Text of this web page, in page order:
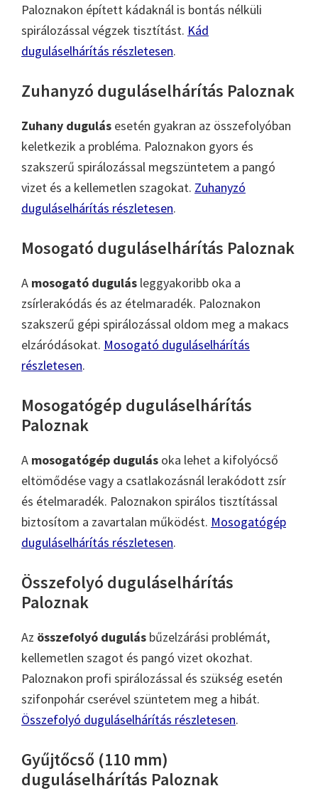
Paloznakon épített kádaknál is bontás nélküli
spirálozással végzek tisztítást. Kád
duguláselhárítás részletesen.
Zuhanyzó duguláselhárítás Paloznak
Zuhany dugulás esetén gyakran az összefolyóban
keletkezik a probléma. Paloznakon gyors és
szakszerű spirálozással megszüntetem a pangó
vizet és a kellemetlen szagokat. Zuhanyzó
duguláselhárítás részletesen.
Mosogató duguláselhárítás Paloznak
A mosogató dugulás leggyakoribb oka a
zsírlerakódás és az ételmaradék. Paloznakon
szakszerű gépi spirálozással oldom meg a makacs
elzáródásokat. Mosogató duguláselhárítás
részletesen.
Mosogatógép duguláselhárítás
Paloznak
A mosogatógép dugulás oka lehet a kifolyócső
eltömődése vagy a csatlakozásnál lerakódott zsír
és ételmaradék. Paloznakon spirálos tisztítással
biztosítom a zavartalan működést. Mosogatógép
duguláselhárítás részletesen.
Összefolyó duguláselhárítás
Paloznak
Az összefolyó dugulás bűzelzárási problémát,
kellemetlen szagot és pangó vizet okozhat.
Paloznakon profi spirálozással és szükség esetén
szifonpohár cserével szüntetem meg a hibát.
Összefolyó duguláselhárítás részletesen.
Gyűjtőcső (110 mm)
duguláselhárítás Paloznak